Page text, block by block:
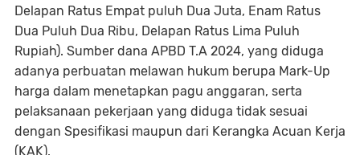
Delapan Ratus Empat puluh Dua Juta, Enam Ratus
Dua Puluh Dua Ribu, Delapan Ratus Lima Puluh
Rupiah). Sumber dana APBD T.A 2024, yang diduga
adanya perbuatan melawan hukum berupa Mark-Up
harga dalam menetapkan pagu anggaran, serta
pelaksanaan pekerjaan yang diduga tidak sesuai
dengan Spesifikasi maupun dari Kerangka Acuan Kerja
(KAK).